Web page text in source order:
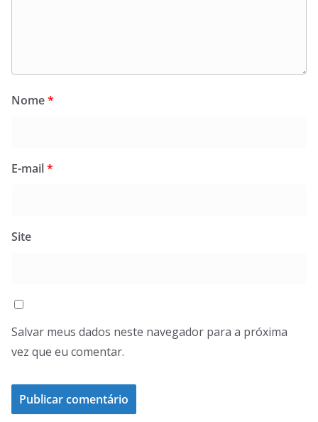
Nome*
E-mail*
Site
Salvar meus dados neste navegador para a próxima
vez que eu comentar.